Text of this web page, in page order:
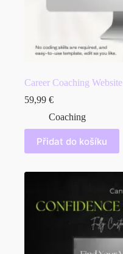
Career Coaching Website
59,99 €
Coaching
Přidat do košíku